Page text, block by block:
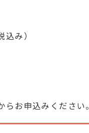
み）
お申込みください。